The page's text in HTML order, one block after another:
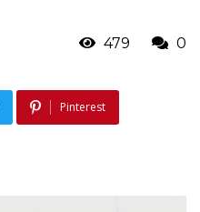
479 0
Pinterest